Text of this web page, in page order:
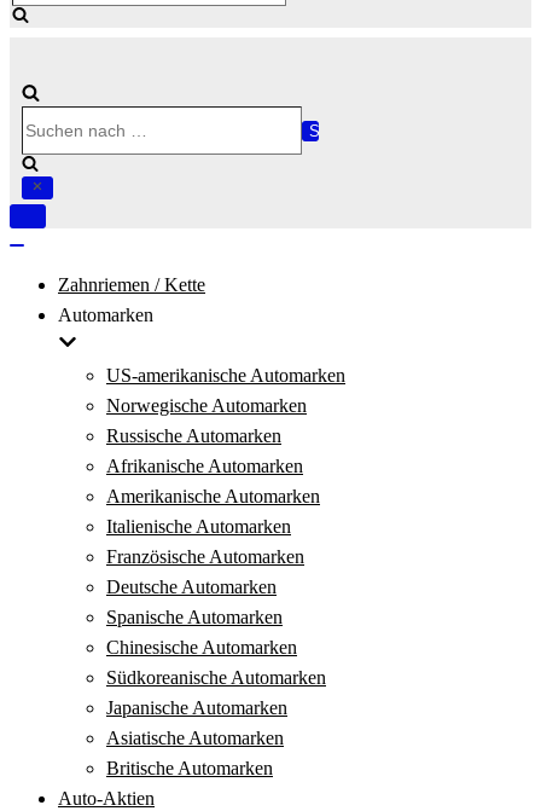
nach …
Navigation
Zahnriemen / Kette
Automarken
US-amerikanische Automarken
Norwegische Automarken
Russische Automarken
Afrikanische Automarken
Amerikanische Automarken
Italienische Automarken
Französische Automarken
Deutsche Automarken
Spanische Automarken
Chinesische Automarken
Südkoreanische Automarken
Japanische Automarken
Asiatische Automarken
Britische Automarken
Auto-Aktien